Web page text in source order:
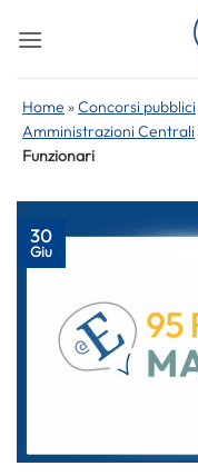
Home »Concorsi pubblici
Amministrazioni Centrali
Funzionari
30
Giu